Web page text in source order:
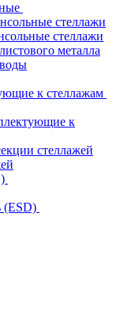
стеллажи
стеллажи
металла
к стеллажам
к
стеллажей
(ESD)